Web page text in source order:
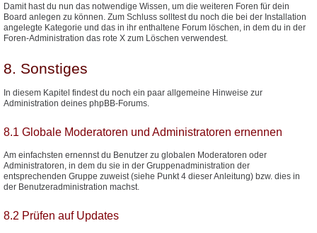
Damit hast du nun das notwendige Wissen, um die weiteren Foren für dein
Board anlegen zu können. Zum Schluss solltest du noch die bei der Installation
angelegte Kategorie und das in ihr enthaltene Forum löschen, in dem du in der
Foren-Administration das rote X zum Löschen verwendest.
8. Sonstiges
In diesem Kapitel findest du noch ein paar allgemeine Hinweise zur
Administration deines phpBB-Forums.
8.1 Globale Moderatoren und Administratoren ernennen
Am einfachsten ernennst du Benutzer zu globalen Moderatoren oder
Administratoren, in dem du sie in der Gruppenadministration der
entsprechenden Gruppe zuweist (siehe Punkt 4 dieser Anleitung) bzw. dies in
der Benutzeradministration machst.
8.2 Prüfen auf Updates